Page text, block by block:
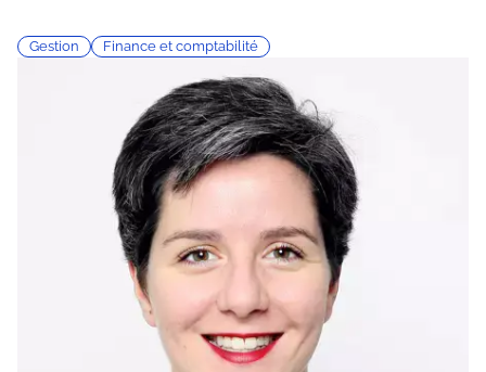
Gestion Finance et comptabilité